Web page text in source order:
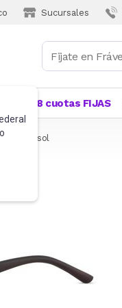
Sucursales
18 cuotas FIJAS
de sol